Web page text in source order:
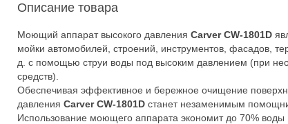
Описание товара
Моющий аппарат высокого давления Carver CW-1801D
мойки автомобилей, строений, инструментов, фасадов,
д. с помощью струи воды под высоким давлением (при
средств).
Обеспечивая эффективное и бережное очищение
давления Carver CW-1801D станет незаменимым
Использование моющего аппарата экономит до 70%